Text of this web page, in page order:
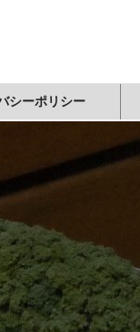
シーポリシー